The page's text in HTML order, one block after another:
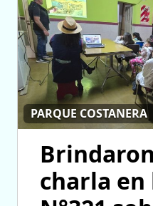
PARQUE COSTANERA
charla en